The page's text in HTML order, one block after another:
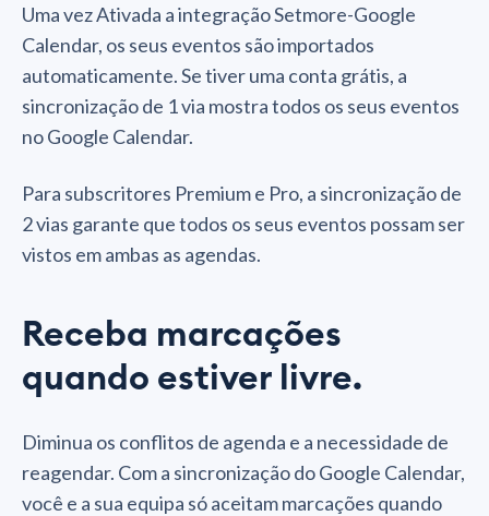
Uma vez Ativada a integração Setmore-Google
Calendar, os seus eventos são importados
automaticamente. Se tiver uma conta grátis, a
sincronização de 1 via mostra todos os seus eventos
no Google Calendar.
Para subscritores Premium e Pro, a sincronização de
2 vias garante que todos os seus eventos possam ser
vistos em ambas as agendas.
Receba marcações
quando estiver livre.
Diminua os conflitos de agenda e a necessidade de
reagendar. Com a sincronização do Google Calendar,
você e a sua equipa só aceitam marcações quando